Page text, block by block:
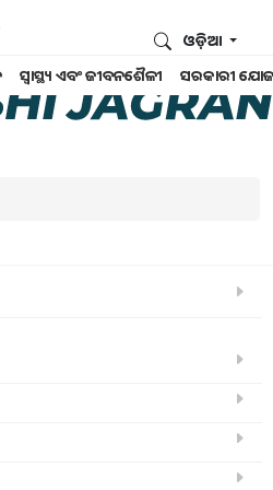
ସ୍ୱାସ୍ଥ୍ୟ ଏବଂ ଜୀବନଶୈଳୀ ସରକାରୀ
ଓଡ଼ିଆ